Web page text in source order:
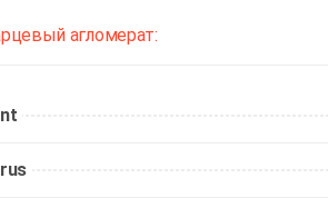
агломерат: